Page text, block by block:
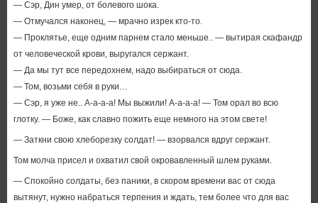
— Сэр, Дин умер, от болевого шока.
— Отмучался наконец, — мрачно изрек кто-то.
— Проклятье, еще одним парнем стало меньше.. — вытирая скафандр
от человеческой крови, выругался сержант.
— Да мы тут все передохнем, надо выбираться от сюда.
— Том, возьми себя в руки…
— Сэр, я уже не.. А-а-а-а! Мы выжили! А-а-а-а! — Том орал во всю
глотку. — Боже, как славно пожить еще немного на этом свете!
— Заткни свою хлеборезку солдат! — взорвался вдруг сержант.
Том молча присел и охватил свой окровавленный шлем руками.
— Спокойно солдаты, без паники, в скором времени вас от сюда
вытянут, нужно набраться терпения и ждать, тем более что для вас